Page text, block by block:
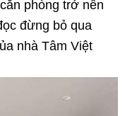
phòng trở nên
đừng bỏ qua
nhà Tâm Việt